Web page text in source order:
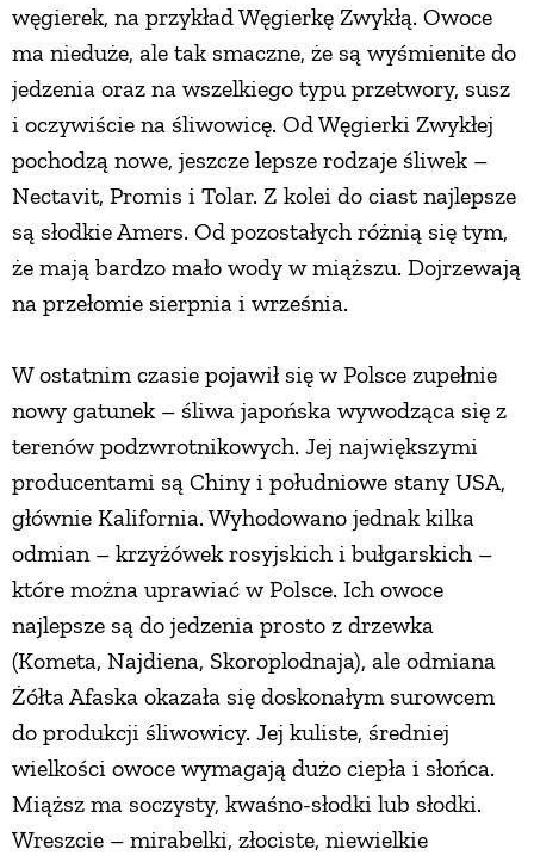
węgierek, na przykład Węgierkę Zwykłą. Owoce
ma nieduże, ale tak smaczne, że są wyśmienite do
jedzenia oraz na wszelkiego typu przetwory, susz
i oczywiście na śliwowicę. Od Węgierki Zwykłej
pochodzą nowe, jeszcze lepsze rodzaje śliwek –
Nectavit, Promis i Tolar. Z kolei do ciast najlepsze
są słodkie Amers. Od pozostałych różnią się tym,
że mają bardzo mało wody w miąższu. Dojrzewają
na przełomie sierpnia i września.
W ostatnim czasie pojawił się w Polsce zupełnie
nowy gatunek – śliwa japońska wywodząca się z
terenów podzwrotnikowych. Jej największymi
producentami są Chiny i południowe stany USA,
głównie Kalifornia. Wyhodowano jednak kilka
odmian – krzyżówek rosyjskich i bułgarskich –
które można uprawiać w Polsce. Ich owoce
najlepsze są do jedzenia prosto z drzewka
(Kometa, Najdiena, Skoroplodnaja), ale odmiana
Żółta Afaska okazała się doskonałym surowcem
do produkcji śliwowicy. Jej kuliste, średniej
wielkości owoce wymagają dużo ciepła i słońca.
Miąższ ma soczysty, kwaśno-słodki lub słodki.
Wreszcie – mirabelki, złociste, niewielkie